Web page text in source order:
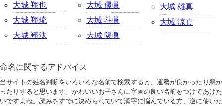
大城 翔也
大城 翔琉
大城 翔汰
大城 優眞
大城 斗眞
大城 陽眞
大城 雄真
大城 涼真
命名に関するアドバイス
当サイトの姓名判断をいろいろな名前で検索すると、運勢が良かったり悪か
ったりすると思います。かわいいお子さんに字画の良い名前をつけてあげた
いですよね。読みをすでに決められていて漢字に悩んでいる方、逆に使いた